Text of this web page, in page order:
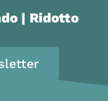
| Ridotto